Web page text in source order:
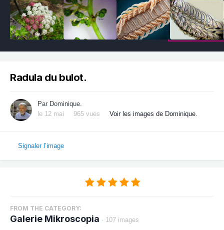
Radula du bulot.
Par Dominique.
le 12 mai
965 vues Voir les images de Dominique.
Signaler l’image
FROM THE CATEGORY:
Galerie Mikroscopia · 107 images